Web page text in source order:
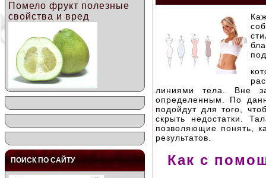
Помело фрукт полезные
свойства и вред
ПОИСК ПО САЙТУ
линиями тела. Вне
определенным. По
подойдут для того,
скрыть недостатки.
позволяющие понять,
результатов.
Как с